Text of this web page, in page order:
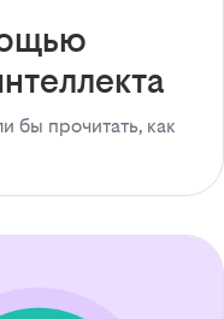
бы прочитать, как